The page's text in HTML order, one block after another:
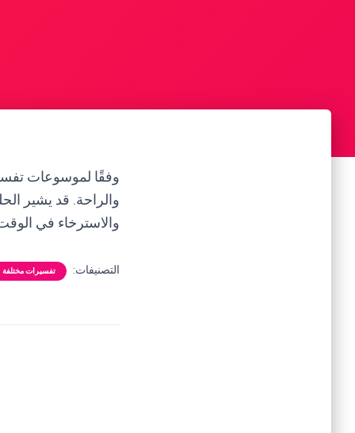
وفقًا لموسوعات
والراحة. قد يشير
والاسترخاء في
التصنيفات: تفسيرات مختلفة